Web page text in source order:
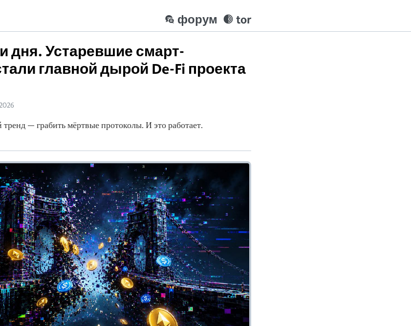
tor
форум
дня. Устаревшие смарт-
главной дырой De-Fi проекта
— грабить мёртвые протоколы. И это работает.